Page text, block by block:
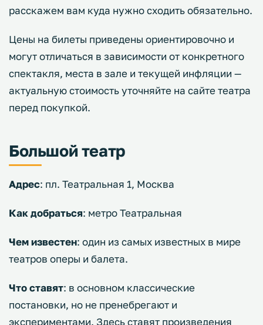
расскажем вам куда нужно сходить обязательно.
Цены на билеты приведены ориентировочно и
могут отличаться в зависимости от конкретного
спектакля, места в зале и текущей инфляции —
актуальную стоимость уточняйте на сайте театра
перед покупкой.
Большой театр
Адрес: пл. Театральная 1, Москва
Как добраться: метро Театральная
Чем известен: один из самых известных в мире
театров оперы и балета.
Что ставят: в основном классические
постановки, но не пренебрегают и
экспериментами. Здесь ставят произведения